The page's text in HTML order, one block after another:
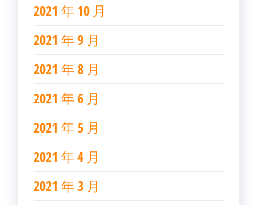
2021 年 10 月
2021 年 9 月
2021 年 8 月
2021 年 6 月
2021 年 5 月
2021 年 4 月
2021 年 3 月